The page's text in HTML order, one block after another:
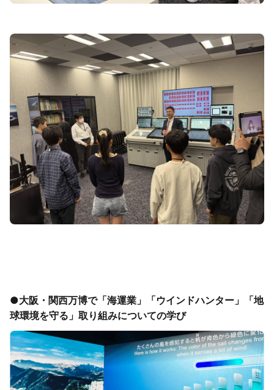
●大阪・関西万博で「海運業」「ウインドハンター」「地
球環境を守る」取り組みについての学び